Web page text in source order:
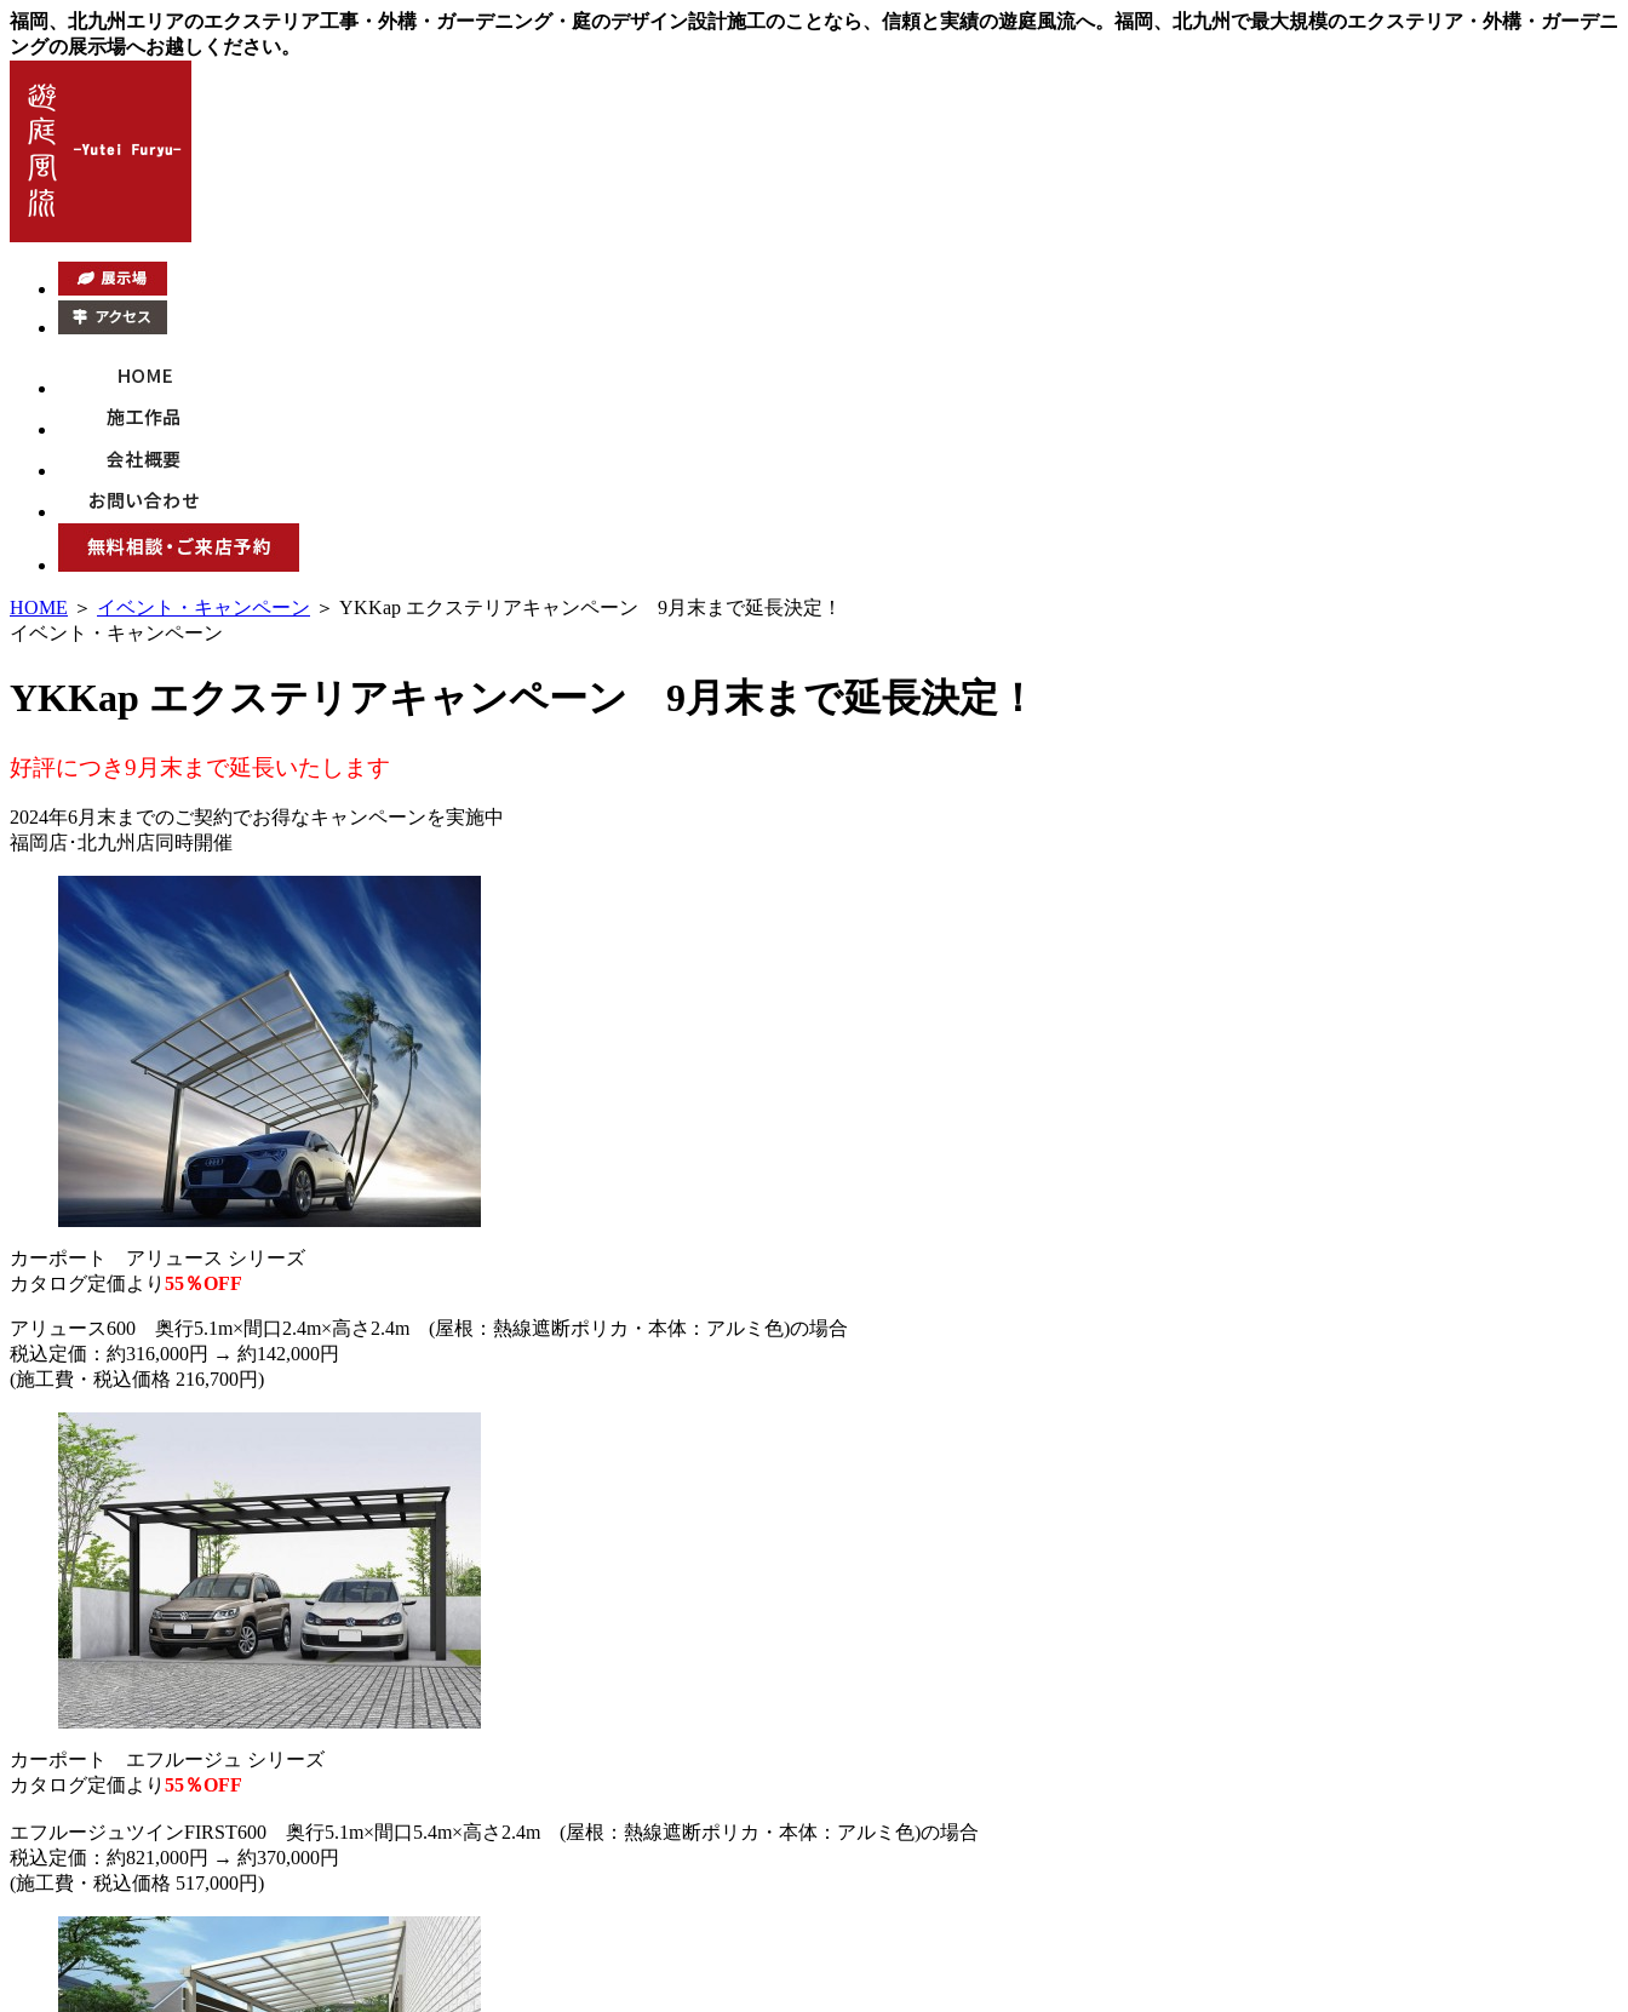
福岡、北九州エリアのエクステリア工事・外構・ガーデニング・庭のデザイン設計施工のことなら、信頼と実績の遊庭風流へ。福岡、北九州で最大規模のエクステリア・外構・ガーデニ
ングの展示場へお越しください。
HOME ＞ イベント・キャンペーン ＞ YKKap エクステリアキャンペーン 9月末まで延長決定！
イベント・キャンペーン
YKKap エクステリアキャンペーン 9月末まで延長決定！
好評につき9月末まで延長いたします
2024年6月末までのご契約でお得なキャンペーンを実施中
福岡店･北九州店同時開催
カーポート アリュース シリーズ
カタログ定価より 55％OFF
アリュース600 奥行5.1m×間口2.4m×高さ2.4m (屋根：熱線遮断ポリカ・本体：アルミ色)の場合
税込定価：約316,000円 → 約142,000円
(施工費・税込価格 216,700円)
カーポート エフルージュ シリーズ
カタログ定価より 55％OFF
エフルージュツインFIRST600 奥行5.1m×間口5.4m×高さ2.4m (屋根：熱線遮断ポリカ・本体：アルミ色)の場合
税込定価：約821,000円 → 約370,000円
(施工費・税込価格 517,000円)